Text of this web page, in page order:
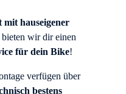
hauseigener
wir dir einen
für dein Bike!
verfügen über
bestens